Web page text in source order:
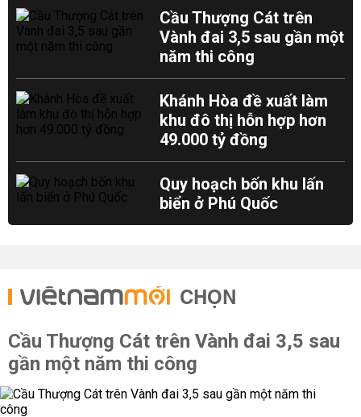
Cầu Thượng Cát trên
Vành đai 3,5 sau gần một
năm thi công
Khánh Hòa đề xuất làm
khu đô thị hỗn hợp hơn
49.000 tỷ đồng
Quy hoạch bốn khu lấn
biển ở Phú Quốc
CHỌN
Cầu Thượng Cát trên Vành đai 3,5 sau
gần một năm thi công